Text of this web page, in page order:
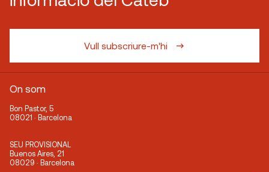
Vull subscriure-m'hi
On som
Bon Pastor, 5
08021 · Barcelona
SEU PROVISIONAL
Buenos Aires, 21
08029 · Barcelona